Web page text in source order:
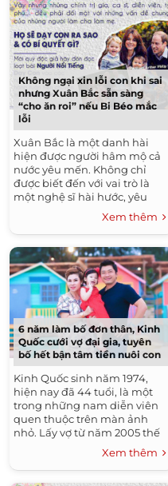
Không ngại xin lỗi con khi sai
nhưng Xuân Bắc sẵn sàng
“cho ăn roi” nếu Bi Béo mắc
lỗi
Xuân Bắc là một danh hài
hiện được người hâm mộ cả
nước yêu mến. Không chỉ
được biết đến với vai trò là
một nghệ sĩ hài hước, yêu
nghề, Xuân bắc còn được biết
Xem thêm
6 năm làm bố đơn thân, Kinh
Quốc cưới vợ đại gia, tuyên
bố hết bận tâm tiền nuôi con
Kinh Quốc sinh năm 1974,
hiện nay đã 44 tuổi, là một
trong những nam diễn viên
quen thuộc trên màn ảnh
nhỏ. Lấy vợ từ năm 2005 thế
nhưng hôn nhân cũng nhanh
chóng tan vỡ sau 3 năm
chung sống, Kinh...
Xem thêm